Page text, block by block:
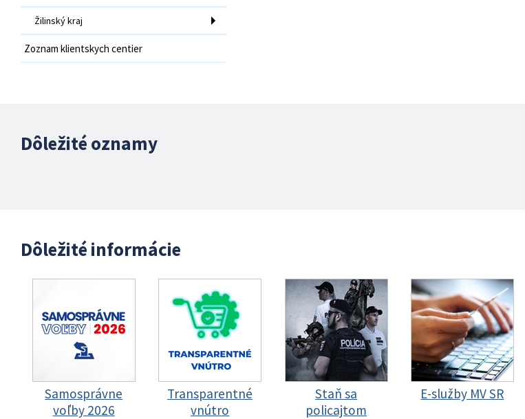
Žilinský kraj
Zoznam klientskych centier
Dôležité oznamy
Dôležité informácie
Samosprávne
voľby 2026
Transparentné
vnútro
Staň sa
policajtom
E-služby MV SR